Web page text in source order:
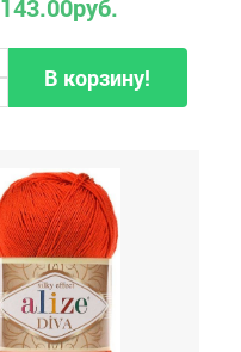
143.00руб.
В корзину!